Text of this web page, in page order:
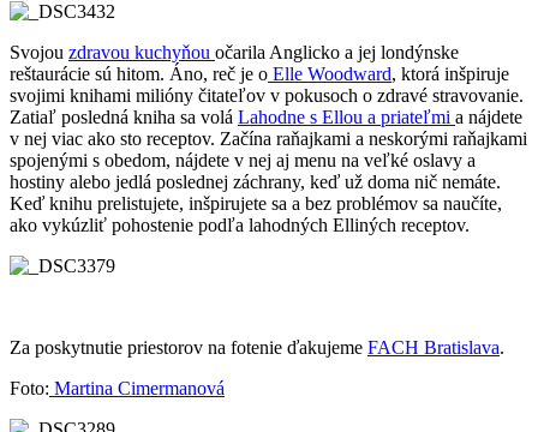
Svojou zdravou kuchyňou očarila Anglicko a jej londýnske
reštaurácie sú hitom. Áno, reč je o Elle Woodward, ktorá inšpiruje
svojimi knihami milióny čitateľov v pokusoch o zdravé stravovanie.
Zatiaľ posledná kniha sa volá Lahodne s Ellou a priateľmi a nájdete
v nej viac ako sto receptov. Začína raňajkami a neskorými raňajkami
spojenými s obedom, nájdete v nej aj menu na veľké oslavy a
hostiny alebo jedlá poslednej záchrany, keď už doma nič nemáte.
Keď knihu prelistujete, inšpirujete sa a bez problémov sa naučíte,
ako vykúzliť pohostenie podľa lahodných Elliných receptov.
Za poskytnutie priestorov na fotenie ďakujeme FACH Bratislava.
Foto: Martina Cimermanová